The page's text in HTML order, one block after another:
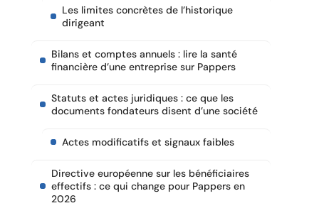
Les limites concrètes de l’historique
dirigeant
Bilans et comptes annuels : lire la santé
financière d’une entreprise sur Pappers
Statuts et actes juridiques : ce que les
documents fondateurs disent d’une société
Actes modificatifs et signaux faibles
Directive européenne sur les bénéficiaires
effectifs : ce qui change pour Pappers en
2026